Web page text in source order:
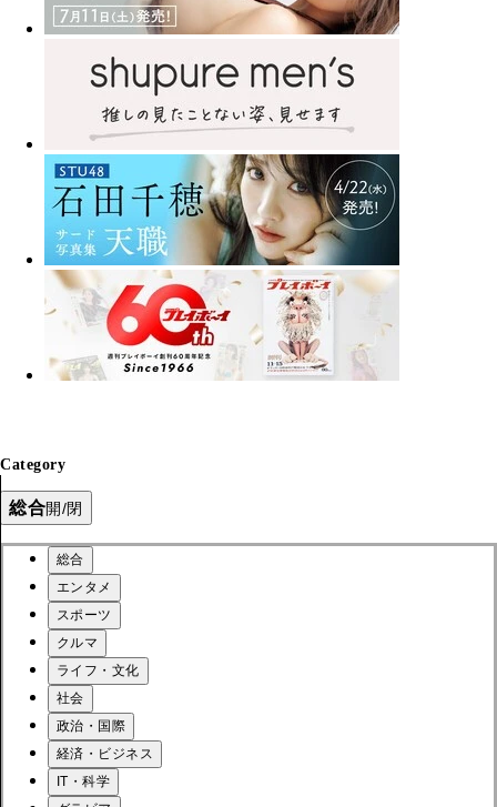
Category
総合開/閉
総合
エンタメ
スポーツ
クルマ
ライフ・文化
社会
政治・国際
経済・ビジネス
IT・科学